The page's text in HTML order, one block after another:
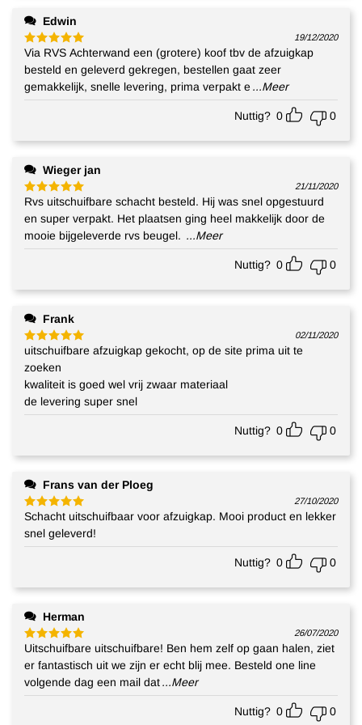
Edwin
Gewaardeerd
5 uit 5
19/12/2020
Via RVS Achterwand een (grotere) koof tbv de afzuigkap
besteld en geleverd gekregen, bestellen gaat zeer
gemakkelijk, snelle levering, prima verpakt e ...Meer
Nuttig? 0 0
Wieger jan
Gewaardeerd
5 uit 5
21/11/2020
Rvs uitschuifbare schacht besteld. Hij was snel opgestuurd
en super verpakt. Het plaatsen ging heel makkelijk door de
mooie bijgeleverde rvs beugel. ...Meer
Nuttig? 0 0
Frank
Gewaardeerd
5 uit 5
02/11/2020
uitschuifbare afzuigkap gekocht, op de site prima uit te
zoeken
kwaliteit is goed wel vrij zwaar materiaal
de levering super snel
Nuttig? 0 0
Frans van der Ploeg
Gewaardeerd
5 uit 5
27/10/2020
Schacht uitschuifbaar voor afzuigkap. Mooi product en lekker
snel geleverd!
Nuttig? 0 0
Herman
Gewaardeerd
5 uit 5
26/07/2020
Uitschuifbare uitschuifbare! Ben hem zelf op gaan halen, ziet
er fantastisch uit we zijn er echt blij mee. Besteld one line
volgende dag een mail dat...Meer
Nuttig? 0 0